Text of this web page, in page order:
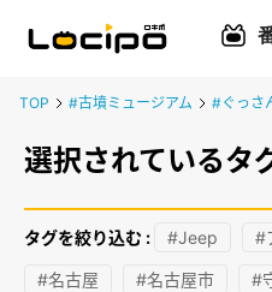
TOP #古墳ミュージアム #ぐっさ
選択されているタ
タグを絞り込む : #Jeep #
#名古屋 #名古屋市 #